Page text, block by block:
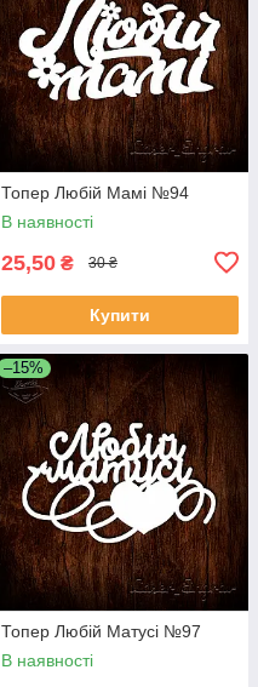
Топер Любій Мамі №94
В наявності
25,50 ₴ 30 ₴
Купити
–15%
Топер Любій Матусі №97
В наявності